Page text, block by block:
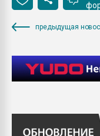
предыдущая